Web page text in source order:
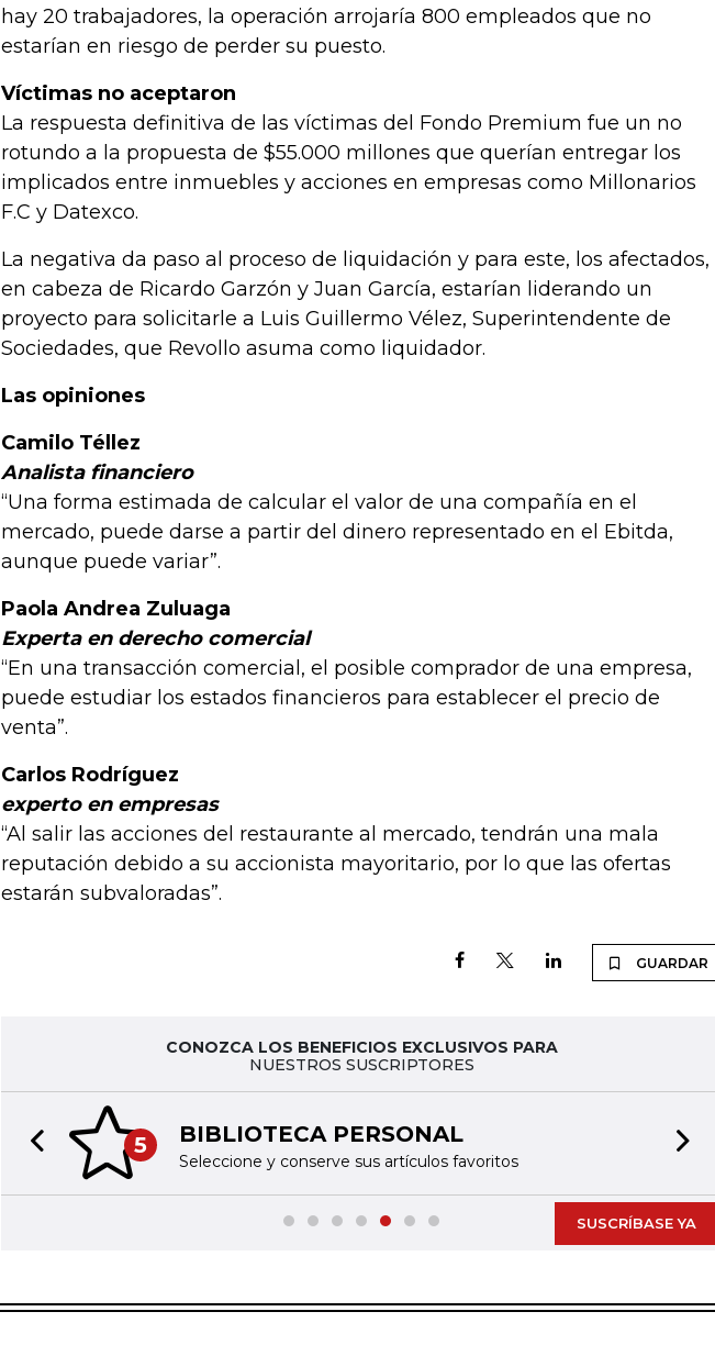
hay 20 trabajadores, la operación arrojaría 800 empleados que no
estarían en riesgo de perder su puesto.
Víctimas no aceptaron
La respuesta definitiva de las víctimas del Fondo Premium fue un no
rotundo a la propuesta de $55.000 millones que querían entregar los
implicados entre inmuebles y acciones en empresas como Millonarios
F.C y Datexco.
La negativa da paso al proceso de liquidación y para este, los afectados,
en cabeza de Ricardo Garzón y Juan García, estarían liderando un
proyecto para solicitarle a Luis Guillermo Vélez, Superintendente de
Sociedades, que Revollo asuma como liquidador.
Las opiniones
Camilo Téllez
Analista financiero
“Una forma estimada de calcular el valor de una compañía en el
mercado, puede darse a partir del dinero representado en el Ebitda,
aunque puede variar”.
Paola Andrea Zuluaga
Experta en derecho comercial
“En una transacción comercial, el posible comprador de una empresa,
puede estudiar los estados financieros para establecer el precio de
venta”.
Carlos Rodríguez
experto en empresas
“Al salir las acciones del restaurante al mercado, tendrán una mala
reputación debido a su accionista mayoritario, por lo que las ofertas
estarán subvaloradas”.
GUARDAR
CONOZCA LOS BENEFICIOS EXCLUSIVOS PARA
NUESTROS SUSCRIPTORES
5 BIBLIOTECA PERSONAL
Seleccione y conserve sus artículos favoritos
Previous slide
SUSCRÍBASE YA